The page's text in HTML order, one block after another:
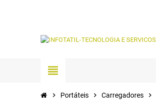
view_headline
chevron_right Portáteis chevron_right Carregadores chevron_right